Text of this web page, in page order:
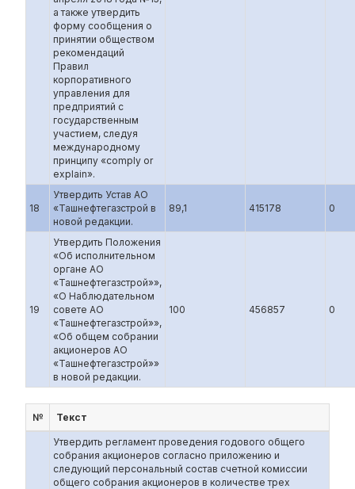
а также утвердить
форму сообщения о
принятии обществом
рекомендаций
Правил
корпоративного
управления для
предприятий с
государственным
участием, следуя
международному
принципу «comply or
explain».
18
Утвердить Устав АО
«Ташнефтегазстрой в
новой редакции.
89,1 415178 0
19
Утвердить Положения
«Об исполнительном
органе АО
«Ташнефтегазстрой»»,
«О Наблюдательном
совете АО
«Ташнефтегазстрой»»,
«Об общем собрании
акционеров АО
«Ташнефтегазстрой»»
в новой редакции.
100 456857 0
№ Текст
Утвердить регламент проведения годового общего
собрания акционеров согласно приложению и
следующий персональный состав счетной комиссии
общего собрания акционеров в количестве трех